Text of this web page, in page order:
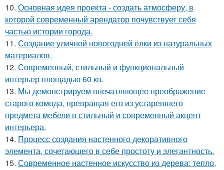
10. Основная идея проекта - создать атмосферу, в
которой современный арендатор почувствует себя
частью истории города.
11. Создание уличной новогодней ёлки из натуральных
материалов.
12. Современный, стильный и функциональный
интерьер площадью 60 кв.
13. Мы демонстрируем впечатляющее преображение
старого комода, превращая его из устаревшего
предмета мебели в стильный и современный акцент
интерьера.
14. Процесс создания настенного декоративного
элемента, сочетающего в себе простоту и элегантность.
15. Современное настенное искусство из дерева: тепло,